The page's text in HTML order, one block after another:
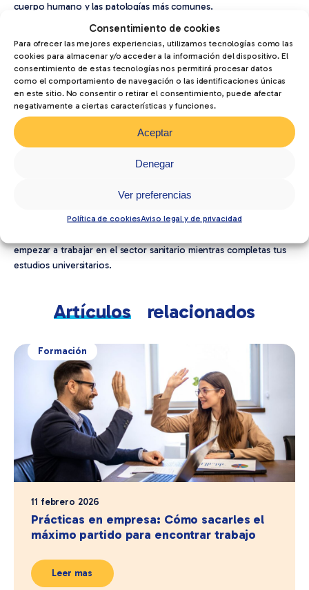
Consentimiento de cookies
Para ofrecer las mejores experiencias, utilizamos tecnologías como las
cookies para almacenar y/o acceder a la información del dispositivo. El
consentimiento de estas tecnologías nos permitirá procesar datos
como el comportamiento de navegación o las identificaciones únicas
en este sitio. No consentir o retirar el consentimiento, puede afectar
negativamente a ciertas características y funciones.
Aceptar
Denegar
Ver preferencias
Política de cookiesAviso legal y de privacidad
cuerpo humano y las patologías más comunes.
¿Se puede acceder a medicina sin
haber estudiado una FP sanitaria?
Aunque las FP sanitariasofrecen una ventaja por su afinidad
con las ciencias de la salud, cualquiergrado superior
acceder a la universidad si superas las pruebas de acceso
específicas. Sin embargo, si vienes de un ciclo no relacionado
con el ámbito sanitario, es recomendable reforzar asignaturas
clave como biología y química para maximizar tus posibilidades de
es sin duda la mejor manera de prepararte
para este gran salto académico. No solo te proporcionará una
empezar a trabajar en el sector sanitario mientras completas tus
estudios universitarios.
Artículosrelacionados
Formación
11 febrero 2026
Prácticas en empresa: Cómo sacarles el
máximo partido para encontrar trabajo
Leer mas